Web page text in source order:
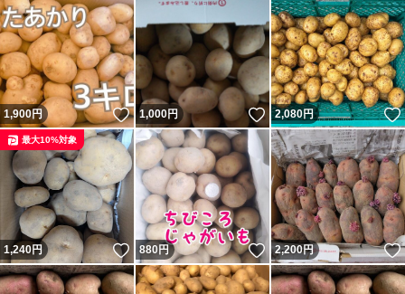
1,900円 いいね！
1,000円 いいね！
2,080円
1,240円 いいね！
最大10%対象
880円 いいね！
2,200円